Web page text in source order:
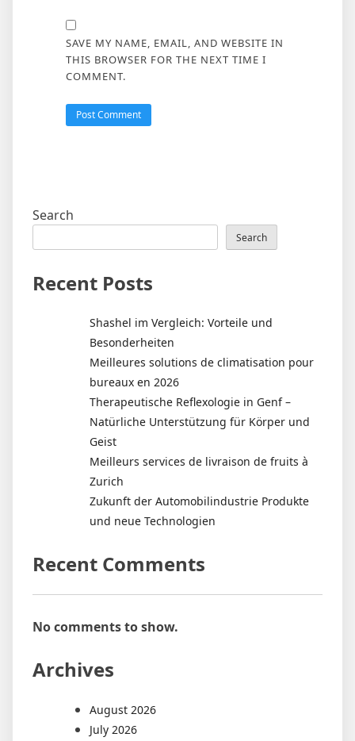
SAVE MY NAME, EMAIL, AND WEBSITE IN
THIS BROWSER FOR THE NEXT TIME I
COMMENT.
Search
Search
Recent Posts
Shashel im Vergleich: Vorteile und
Besonderheiten
Meilleures solutions de climatisation pour
bureaux en 2026
Therapeutische Reflexologie in Genf –
Natürliche Unterstützung für Körper und
Geist
Meilleurs services de livraison de fruits à
Zurich
Zukunft der Automobilindustrie Produkte
und neue Technologien
Recent Comments
No comments to show.
Archives
August 2026
July 2026